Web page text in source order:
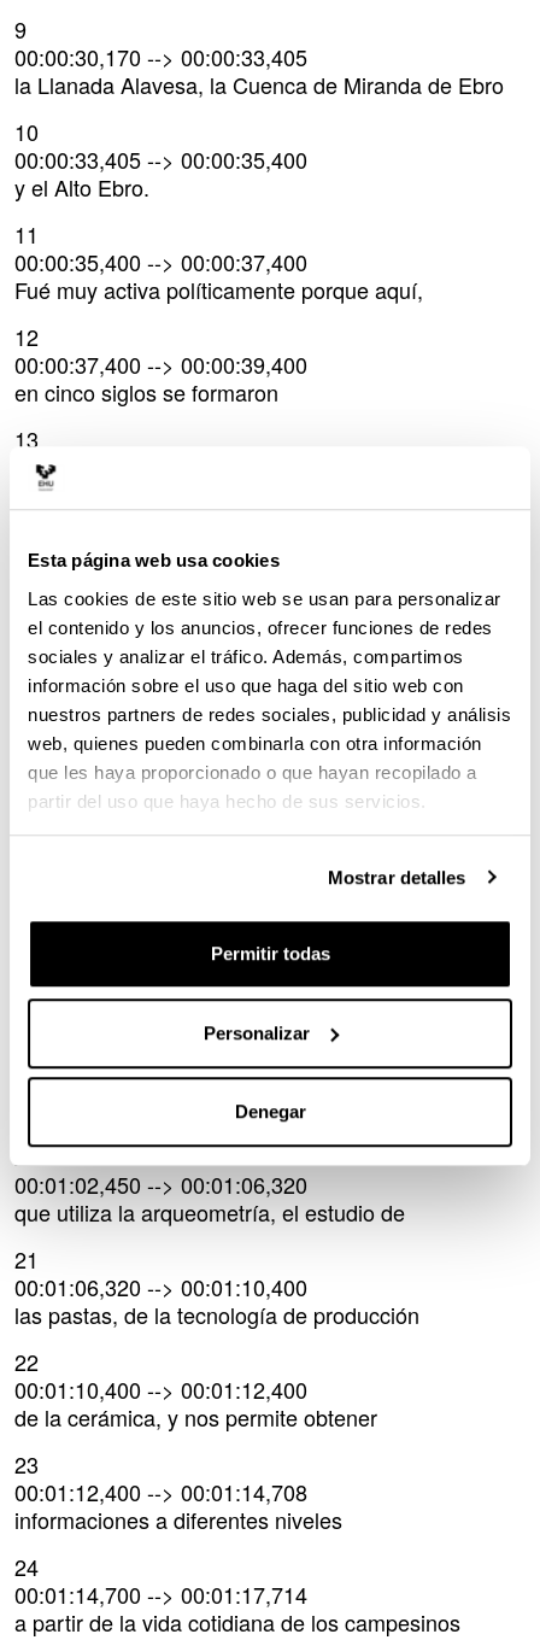
Esta página web usa cookies
Las cookies de este sitio web se usan para personalizar
el contenido y los anuncios, ofrecer funciones de redes
sociales y analizar el tráfico. Además, compartimos
información sobre el uso que haga del sitio web con
nuestros partners de redes sociales, publicidad y análisis
web, quienes pueden combinarla con otra información
que les haya proporcionado o que hayan recopilado a
partir del uso que haya hecho de sus servicios.
Mostrar detalles
Permitir todas
Personalizar
Denegar
9
00:00:30,170 --> 00:00:33,405
la Llanada Alavesa, la Cuenca de Miranda de Ebro
10
00:00:33,405 --> 00:00:35,400
y el Alto Ebro.
11
00:00:35,400 --> 00:00:37,400
Fué muy activa políticamente porque aquí,
12
00:00:37,400 --> 00:00:39,400
en cinco siglos se formaron
13
00:00:39,400 --> 00:00:42,502
y cayeron cinco estados diferentes
00:00:42,500 --> 00:00:44,628
el Imperio Romano, el Estado Visigodo
15
00:00:44,620 --> 00:00:48,400
Al Andalus, el Reino de Asturias
16
00:00:48,400 --> 00:00:50,400
y el antiguo Condado de Castilla
00:00:54,400 --> 00:00:57,942
y son casi 1.300 vasijas diferentes
00:00:57,940 --> 00:01:02,457
Es una metodología totalmente interdisciplinar
20
00:01:02,450 --> 00:01:06,320
que utiliza la arqueometría, el estudio de
21
00:01:06,320 --> 00:01:10,400
las pastas, de la tecnología de producción
22
00:01:10,400 --> 00:01:12,400
de la cerámica, y nos permite obtener
23
00:01:12,400 --> 00:01:14,708
informaciones a diferentes niveles
24
00:01:14,700 --> 00:01:17,714
a partir de la vida cotidiana de los campesinos